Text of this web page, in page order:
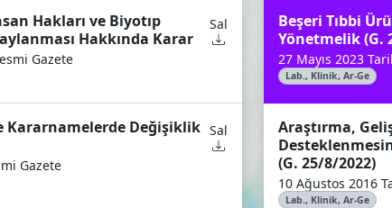
Hakları ve Biyotıp
Hakkında Karar
Sal
Gazete
Kararnamelerde Değişiklik Sal
Gazete
Beşeri Tıbbi
Yönetmelik (G.
27 Mayıs 2023
Lab., Klinik, Ar-Ge
Araştırma,
(G. 25/8/2022)
10 Ağustos 2016
Lab., Klinik, Ar-Ge